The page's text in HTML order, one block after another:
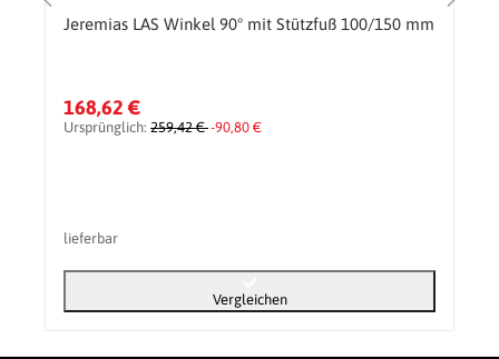
Jeremias LAS Winkel 90° mit Stützfuß 100/150 mm
168,62 €
Ursprünglich: 259,42 €-90,80 €
lieferbar
Vergleichen